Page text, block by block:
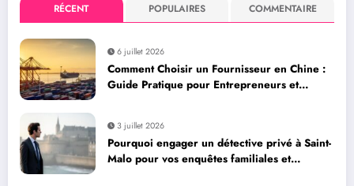
RÉCENT POPULAIRES COMMENTAIRE
6 juillet 2026
Comment Choisir un Fournisseur en Chine :
Guide Pratique pour Entrepreneurs et
3 juillet 2026
Pourquoi engager un détective privé à Saint-
Malo pour vos enquêtes familiales et